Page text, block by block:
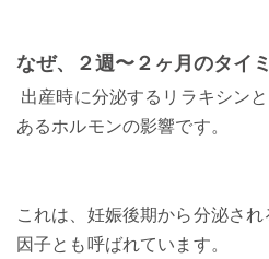
なぜ、２週〜２ヶ月のタイ
出産時に分泌するリラキシン
あるホルモンの影響です。
これは、妊娠後期から分泌さ
因子とも呼ばれています。